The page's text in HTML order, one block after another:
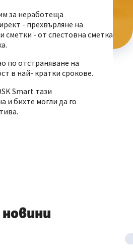
за неработеща
- прехвърляне на
сметки - от спестовна сметка
по отстраняване на
в най- кратки срокове.
Smart тази
и бихте могли да го